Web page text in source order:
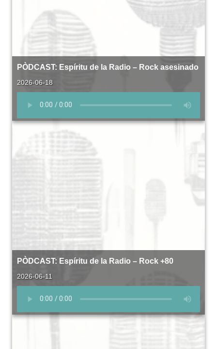
PÒDCAST: Espíritu de la Radio – Rock asesinado
2026-06-18
PÒDCAST: Espíritu de la Radio – Rock +80
2026-06-11